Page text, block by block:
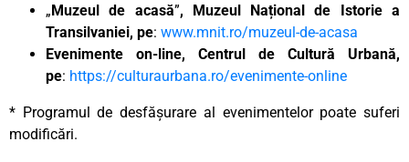
„Muzeul de acasă”, Muzeul Național de Istorie a
Transilvaniei, pe: www.mnit.ro/muzeul-de-acasa
Evenimente on-line, Centrul de Cultură Urbană,
pe: https://culturaurbana.ro/evenimente-online
* Programul de desfășurare al evenimentelor poate suferi
modificări.